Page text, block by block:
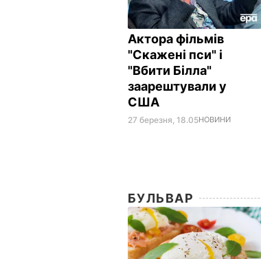
Актора фільмів
"Скажені пси" і
"Вбити Білла"
заарештували у
США
27 березня, 18.05НОВИНИ
БУЛЬВАР